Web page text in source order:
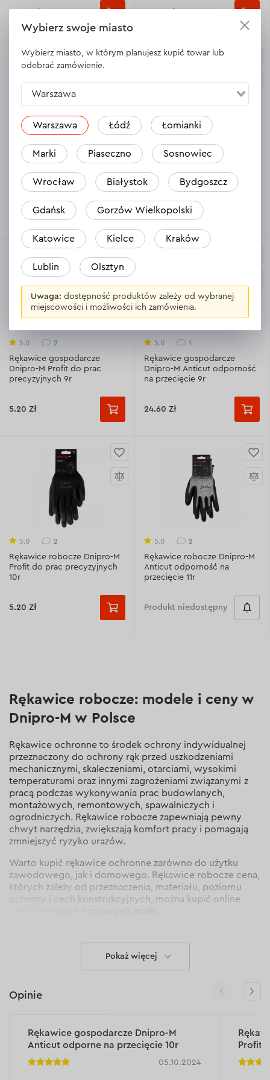
10.80 Zł
5.0 2
Rękawice gospodarcze
Dnipro-M Glass Master
chroniące przed
uszkodzeniami
mechanicznymi
9.70 Zł
5.0 1
Rękawice gospodarcze
Dnipro-M Anticut odporne na
przecięcie 10r
24.60 Zł
5.0 2
Rękawice gospodarcze
Dnipro-M Profit do prac
precyzyjnych 9r
5.20 Zł
5.0 1
Rękawice gospodarcze
Dnipro-M Anticut odporność
na przecięcie 9r
24.60 Zł
5.0 2
Rękawice robocze Dnipro-M
Profit do prac precyzyjnych
10r
5.20 Zł
5.0 2
Rękawice robocze Dnipro-M
Anticut odporność na
przecięcie 11r
Produkt niedostępny
Rękawice robocze: modele i ceny w
Dnipro-M w Polsce
Rękawice ochronne to środek ochrony indywidualnej
przeznaczony do ochrony rąk przed uszkodzeniami
mechanicznymi, skaleczeniami, otarciami, wysokimi
temperaturami oraz innymi zagrożeniami związanymi z
pracą podczas wykonywania prac budowlanych,
montażowych, remontowych, spawalniczych i
ogrodniczych. Rękawice robocze zapewniają pewny
chwyt narzędzia, zwiększają komfort pracy i pomagają
zmniejszyć ryzyko urazów.
Warto kupić rękawice ochronne zarówno do użytku
zawodowego, jak i domowego. Rękawice robocze cena,
których zależy od przeznaczenia, materiału, poziomu
ochrony i cech konstrukcyjnych, można kupić online
Kto potrzebuje rękawic
poziomu ochrony rękawice robocze mocne zapewniają
materiałami budowlanymi, narzędziami ogrodniczymi
oraz sprzętem produkcyjnym. Grupy użytkowników,
którym warto kupić rękawice robocze Dnipro-M:
Pokaż więcej
Opinie
Rękawice gospodarcze Dnipro-M
Anticut odporne na przecięcie 10r
05.10.2024
Profit
Wybierz swoje miasto
Wybierz miasto, w którym planujesz kupić towar lub
odebrać zamówienie.
Warszawa
Warszawa Łódź Łomianki
Marki Piaseczno Sosnowiec
Wrocław Białystok Bydgoszcz
Gdańsk Gorzów Wielkopolski
Katowice Kielce Kraków
Lublin Olsztyn
Uwaga: dostępność produktów zależy od wybranej
miejscowości i możliwości ich zamówienia.